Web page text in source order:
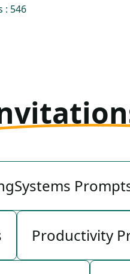
: 546
Productivity